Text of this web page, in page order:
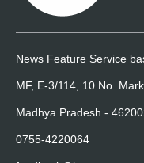
News Feature Service
MF, E-3/114, 10 No.
Madhya Pradesh -
0755-4220064